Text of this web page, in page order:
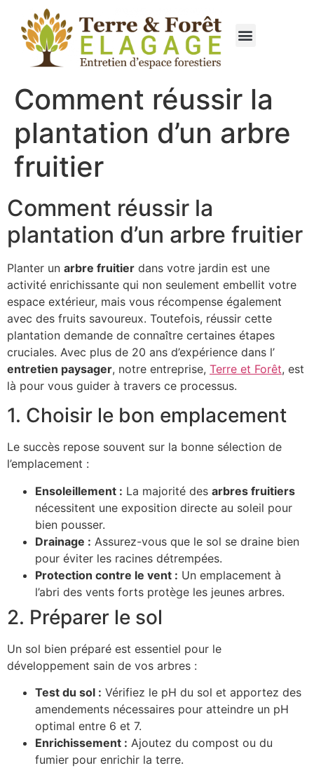
Comment réussir la
plantation d’un arbre
fruitier
Comment réussir la
plantation d’un arbre fruitier
Planter un arbre fruitier dans votre jardin est une
activité enrichissante qui non seulement embellit votre
espace extérieur, mais vous récompense également
avec des fruits savoureux. Toutefois, réussir cette
plantation demande de connaître certaines étapes
cruciales. Avec plus de 20 ans d’expérience dans l’
entretien paysager, notre entreprise, Terre et Forêt, est
là pour vous guider à travers ce processus.
1. Choisir le bon emplacement
Le succès repose souvent sur la bonne sélection de
l’emplacement :
Ensoleillement : La majorité des arbres fruitiers
nécessitent une exposition directe au soleil pour
bien pousser.
Drainage : Assurez-vous que le sol se draine bien
pour éviter les racines détrempées.
Protection contre le vent : Un emplacement à
l’abri des vents forts protège les jeunes arbres.
2. Préparer le sol
Un sol bien préparé est essentiel pour le
développement sain de vos arbres :
Test du sol : Vérifiez le pH du sol et apportez des
amendements nécessaires pour atteindre un pH
optimal entre 6 et 7.
Enrichissement : Ajoutez du compost ou du
fumier pour enrichir la terre.